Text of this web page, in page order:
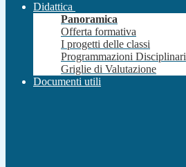
Didattica
Panoramica
Offerta formativa
I progetti delle classi
Programmazioni Disciplinari
Griglie di Valutazione
Documenti utili